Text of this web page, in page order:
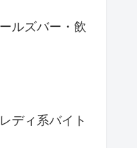
ルズバー・飲
ディ系バイト